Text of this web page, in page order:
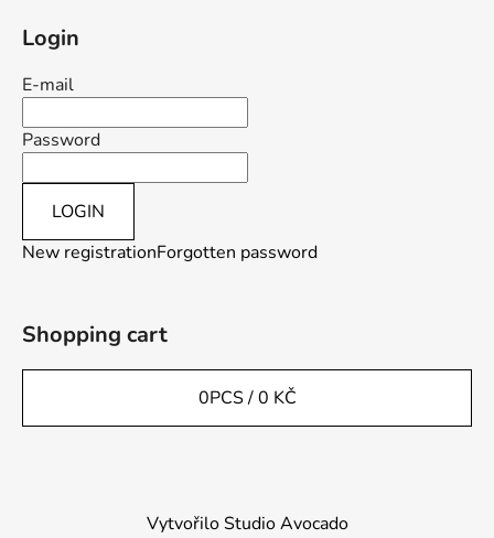
Login
E-mail
Password
LOGIN
New registrationForgotten password
Shopping cart
0PCS /0 KČ
Vytvořilo Studio Avocado